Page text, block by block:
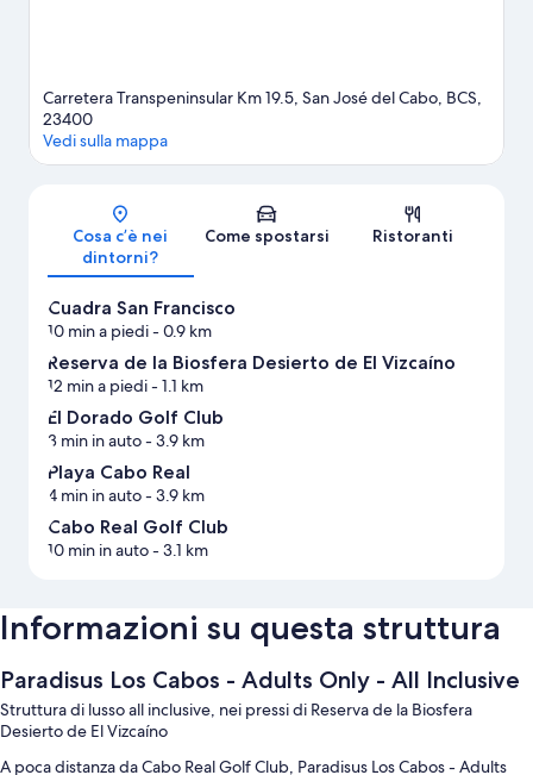
Carretera Transpeninsular Km 19.5, San José del Cabo, BCS,
23400
Vedi sulla mappa
Cosa c’è nei
dintorni?
Come spostarsi Ristoranti
Cuadra San Francisco
10 min a piedi- 0.9 km
Reserva de la Biosfera Desierto de El Vizcaíno
12 min a piedi- 1.1 km
El Dorado Golf Club
3 min in auto- 3.9 km
Playa Cabo Real
4 min in auto- 3.9 km
Cabo Real Golf Club
10 min in auto- 3.1 km
Informazioni su questa struttura
Paradisus Los Cabos - Adults Only - All Inclusive
Struttura di lusso all inclusive, nei pressi di Reserva de la Biosfera
Desierto de El Vizcaíno
A poca distanza da Cabo Real Golf Club, Paradisus Los Cabos - Adults